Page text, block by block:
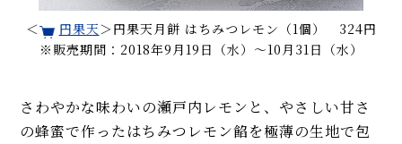
＜ 円果天＞円果天月餅 はちみつレモン（1個） 324円
※販売期間：2018年9月19日（水）〜10月31日（水）
さわやかな味わいの瀬戸内レモンと、やさしい甘さ
の蜂蜜で作ったはちみつレモン餡を極薄の生地で包